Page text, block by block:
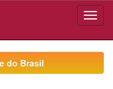
do Brasil